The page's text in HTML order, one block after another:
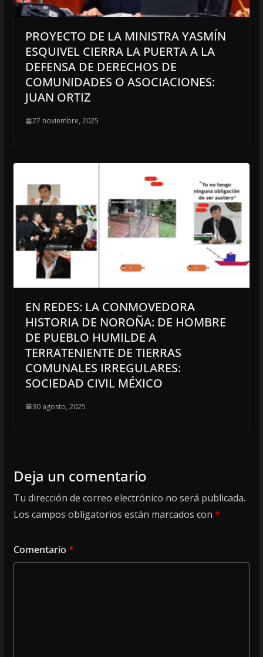
PROYECTO DE LA MINISTRA YASMÍN
ESQUIVEL CIERRA LA PUERTA A LA
DEFENSA DE DERECHOS DE
COMUNIDADES O ASOCIACIONES:
JUAN ORTIZ
27 noviembre, 2025
EN REDES: LA CONMOVEDORA
HISTORIA DE NOROÑA: DE HOMBRE
DE PUEBLO HUMILDE A
TERRATENIENTE DE TIERRAS
COMUNALES IRREGULARES:
SOCIEDAD CIVIL MÉXICO
30 agosto, 2025
Deja un comentario
Tu dirección de correo electrónico no será publicada.
Los campos obligatorios están marcados con *
Comentario *